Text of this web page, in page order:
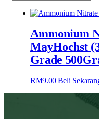
Ammonium
MayHochst
Grade
RM9.00 Beli